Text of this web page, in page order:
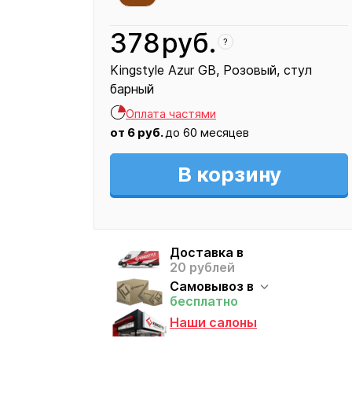
378руб. ?
Kingstyle Аzur GB Розовый стул
барный
Кресло
Оплата частями
от 6 руб.до 60 месяцев
В корзину
Доставка в
20 рублей
Самовывоз в
бесплатно
Наши салоны